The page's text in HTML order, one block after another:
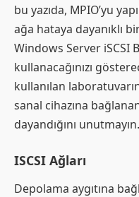
bu yazıda, MPIO’yu
ağa hataya dayanıklı
Windows Server iSCSI
kullanacağınızı
kullanılan
sanal cihazına
dayandığını unutmayın.
ISCSI Ağları
Depolama aygıtına